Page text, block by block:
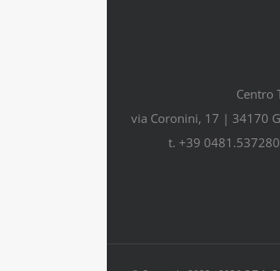
Centro
via Coronini, 17 | 34170
t. +39